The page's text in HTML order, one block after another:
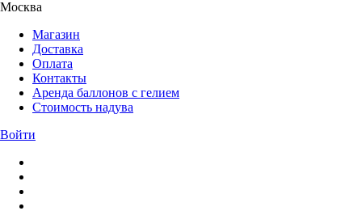
Москва
Магазин
Доставка
Оплата
Контакты
Аренда баллонов с гелием
Стоимость надува
Войти